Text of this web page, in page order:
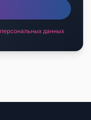
персональных данных